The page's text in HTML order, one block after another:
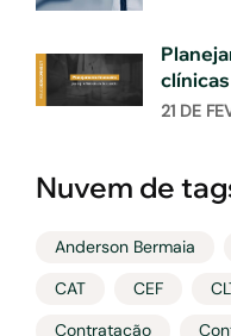
21 DE
Nuvem de
Anderson Bermaia
CAT
CEF
Contratação